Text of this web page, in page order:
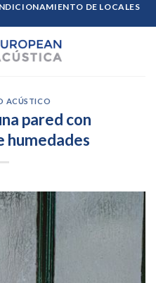
DE LOCALES
ACÚSTICO
pared con
humedades